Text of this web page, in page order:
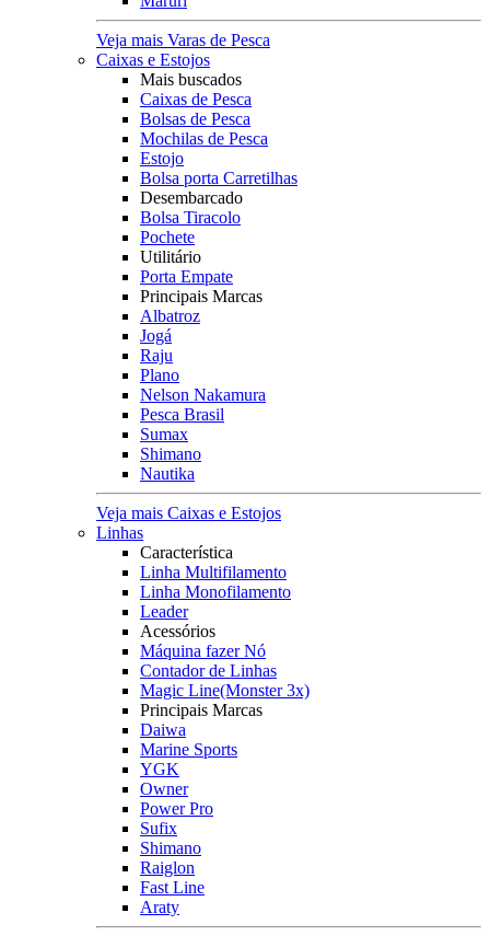
Veja mais Varas de Pesca
Caixas e Estojos
Mais buscados
Caixas de Pesca
Bolsas de Pesca
Mochilas de Pesca
Estojo
Bolsa porta Carretilhas
Desembarcado
Bolsa Tiracolo
Pochete
Utilitário
Porta Empate
Principais Marcas
Albatroz
Jogá
Raju
Plano
Nelson Nakamura
Pesca Brasil
Sumax
Shimano
Nautika
Veja mais Caixas e Estojos
Linhas
Característica
Linha Multifilamento
Linha Monofilamento
Leader
Acessórios
Máquina fazer Nó
Contador de Linhas
Magic Line(Monster 3x)
Principais Marcas
Daiwa
Marine Sports
YGK
Owner
Power Pro
Sufix
Shimano
Raiglon
Fast Line
Araty